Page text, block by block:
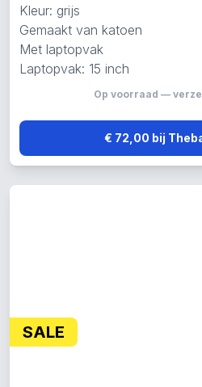
Kleur: grijs
Gemaakt van katoen
Met laptopvak
Laptopvak: 15 inch
Op voorraad —
€ 72,00 bij
SALE